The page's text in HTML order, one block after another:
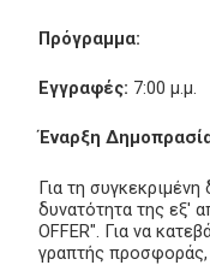
Πρόγραμμα:
Εγγραφές: 7:00 μ.μ.
Έναρξη
Για τη
δυνατότητα της εξ'
OFFER". Για να
γραπτής προσφοράς,